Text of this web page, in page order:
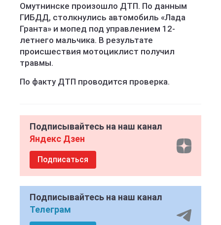
Омутнинске произошло ДТП. По данным
ГИБДД, столкнулись автомобиль «Лада
Гранта» и мопед под управлением 12-
летнего мальчика. В результате
происшествия мотоциклист получил
травмы.
По факту ДТП проводится проверка.
Подписывайтесь на наш канал
Яндекс Дзен
Подписаться
Подписывайтесь на наш канал
Телеграм